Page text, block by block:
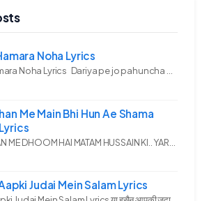
Noha Lyrics
Me Main Bhi Hun Ae Shama
Judai Mein Salam Lyrics